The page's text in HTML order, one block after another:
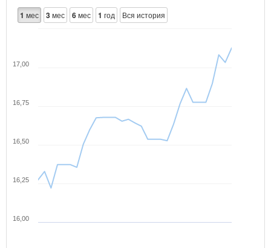
1 мес 3мес 6мес 1 год Вся история
16,00
16,25
16,50
16,75
17,00